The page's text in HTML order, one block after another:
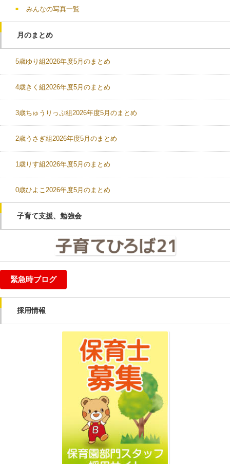
みんなの写真一覧
月のまとめ
5歳ゆり組2026年度5月のまとめ
4歳きく組2026年度5月のまとめ
3歳ちゅうりっぷ組2026年度5月のまとめ
2歳うさぎ組2026年度5月のまとめ
1歳りす組2026年度5月のまとめ
0歳ひよこ2026年度5月のまとめ
子育て支援、勉強会
緊急時ブログ
採用情報